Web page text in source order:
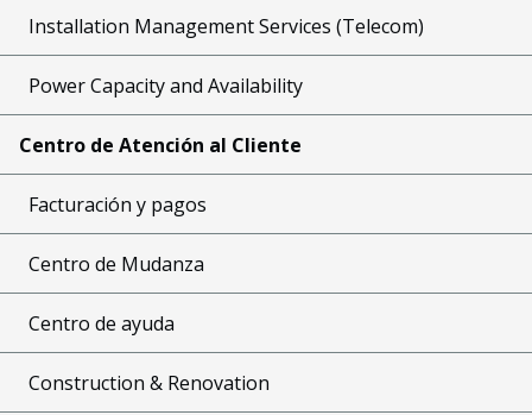
Installation Management Services (Telecom)
Power Capacity and Availability
Centro de Atención al Cliente
Facturación y pagos
Centro de Mudanza
Centro de ayuda
Construction & Renovation